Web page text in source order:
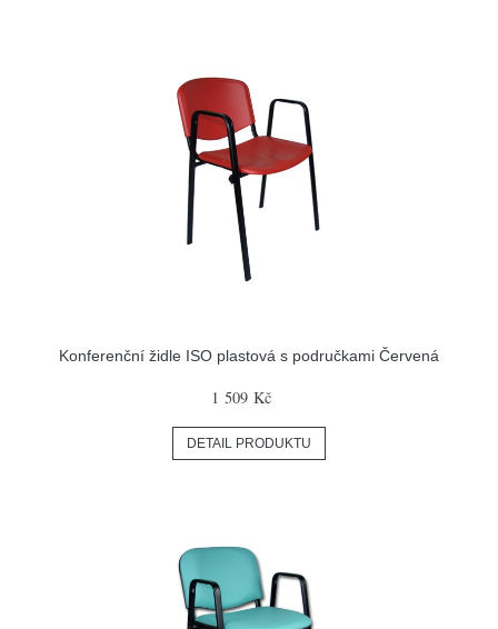
Konferenční židle ISO plastová s područkami Červená
1 509 Kč
DETAIL PRODUKTU